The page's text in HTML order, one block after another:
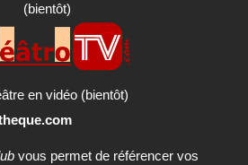
(bientôt)
en vidéo (bientôt)
vous permet de référencer vos